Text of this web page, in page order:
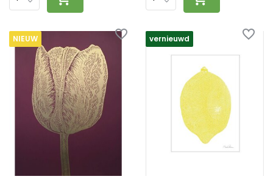
NIEUW vernieuwd